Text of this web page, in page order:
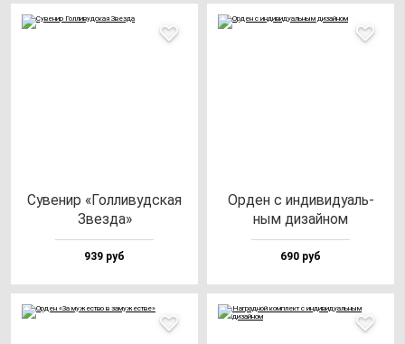
Суве­нир «Гол­ли­вуд­ская
Звез­да»
939 руб
Орден с ин­ди­ви­ду­аль­
ным ди­зай­ном
690 руб